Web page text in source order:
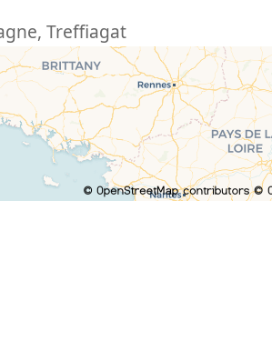
, Treffiagat